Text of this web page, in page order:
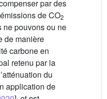
par des
de CO2
ne pouvons ou ne
de manière
carbone en
retenu par la
du
application de